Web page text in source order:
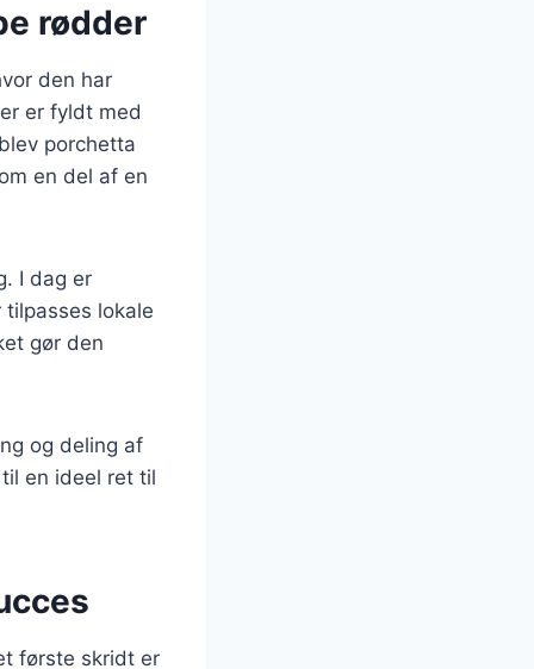
rødder
den har
er fyldt med
porchetta
en del af en
I dag er
lokale
gør den
og deling af
en ideel ret til
første skridt er